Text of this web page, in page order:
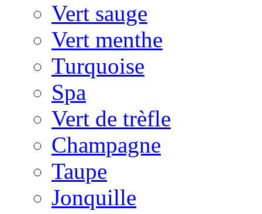
Vert sauge
Vert menthe
Turquoise
Spa
Vert de trèfle
Champagne
Taupe
Jonquille